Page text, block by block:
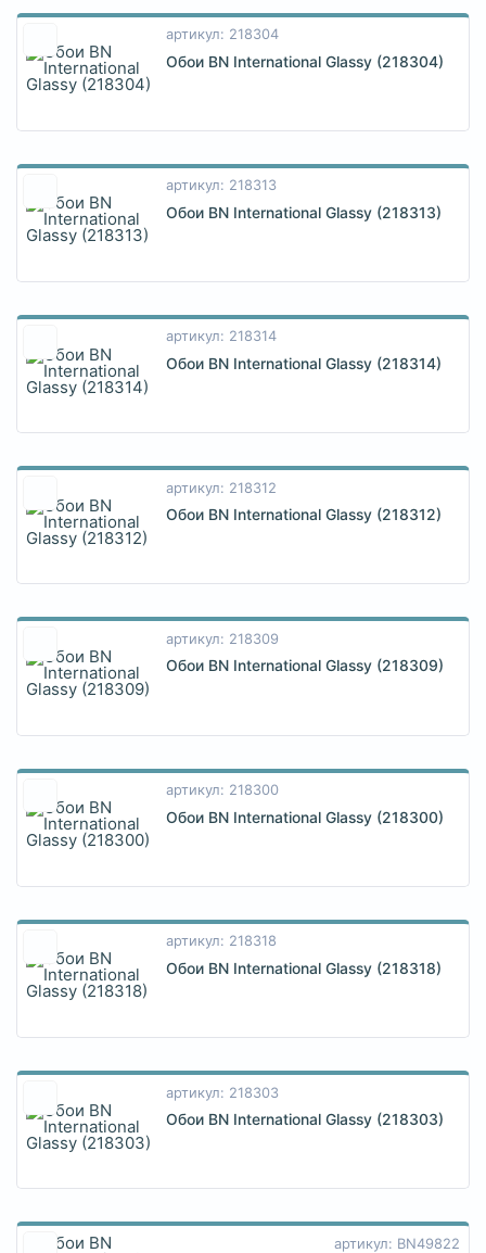
артикул: 218304
Обои BN International Glassy (218304)
артикул: 218313
Обои BN International Glassy (218313)
артикул: 218314
Обои BN International Glassy (218314)
артикул: 218312
Обои BN International Glassy (218312)
артикул: 218309
Обои BN International Glassy (218309)
артикул: 218300
Обои BN International Glassy (218300)
артикул: 218318
Обои BN International Glassy (218318)
артикул: 218303
Обои BN International Glassy (218303)
артикул: BN49822